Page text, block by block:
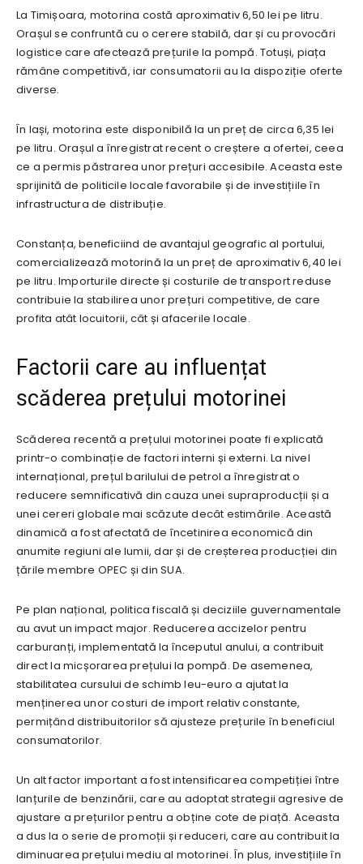
La Timișoara, motorina costă aproximativ 6,50 lei pe litru.
Orașul se confruntă cu o cerere stabilă, dar și cu provocări
logistice care afectează prețurile la pompă. Totuși, piața
rămâne competitivă, iar consumatorii au la dispoziție oferte
diverse.
În Iași, motorina este disponibilă la un preț de circa 6,35 lei
pe litru. Orașul a înregistrat recent o creștere a ofertei, ceea
ce a permis păstrarea unor prețuri accesibile. Aceasta este
sprijinită de politicile locale favorabile și de investițiile în
infrastructura de distribuție.
Constanța, beneficiind de avantajul geografic al portului,
comercializează motorină la un preț de aproximativ 6,40 lei
pe litru. Importurile directe și costurile de transport reduse
contribuie la stabilirea unor prețuri competitive, de care
profita atât locuitorii, cât și afacerile locale.
Factorii care au influențat
scăderea prețului motorinei
Scăderea recentă a prețului motorinei poate fi explicată
printr-o combinație de factori interni și externi. La nivel
internațional, prețul barilului de petrol a înregistrat o
reducere semnificativă din cauza unei supraproducții și a
unei cereri globale mai scăzute decât estimările. Această
dinamică a fost afectată de încetinirea economică din
anumite regiuni ale lumii, dar și de creșterea producției din
țările membre OPEC și din SUA.
Pe plan național, politica fiscală și deciziile guvernamentale
au avut un impact major. Reducerea accizelor pentru
carburanți, implementată la începutul anului, a contribuit
direct la micșorarea prețului la pompă. De asemenea,
stabilitatea cursului de schimb leu-euro a ajutat la
menținerea unor costuri de import relativ constante,
permițând distribuitorilor să ajusteze prețurile în beneficiul
consumatorilor.
Un alt factor important a fost intensificarea competiției între
lanțurile de benzinării, care au adoptat strategii agresive de
ajustare a prețurilor pentru a obține cote de piață. Aceasta
a dus la o serie de promoții și reduceri, care au contribuit la
diminuarea prețului mediu al motorinei. În plus, investițiile în